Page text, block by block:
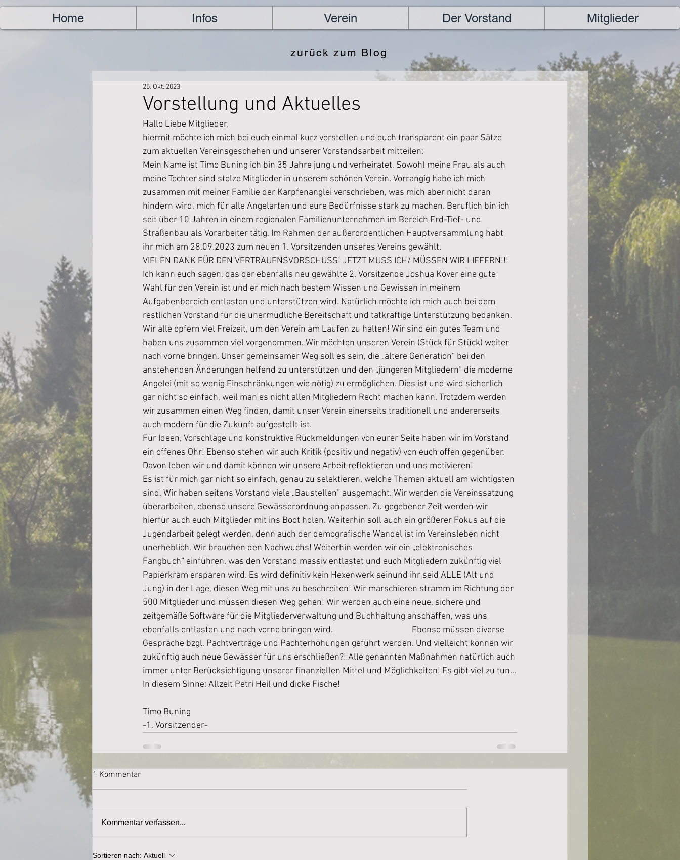
Home Infos Verein Der Vorstand Mitglieder
zurück zum Blog
Vorstellung und Aktuelles
25. Okt. 2023
Hallo Liebe Mitglieder,
hiermit möchte ich mich bei euch einmal kurz vorstellen und euch transparent ein paar Sätze
zum aktuellen Vereinsgeschehen und unserer Vorstandsarbeit mitteilen:
Mein Name ist Timo Buning ich bin 35 Jahre jung und verheiratet. Sowohl meine Frau als auch
meine Tochter sind stolze Mitglieder in unserem schönen Verein. Vorrangig habe ich mich
zusammen mit meiner Familie der Karpfenanglei verschrieben, was mich aber nicht daran
hindern wird, mich für alle Angelarten und eure Bedürfnisse stark zu machen. Beruflich bin ich
seit über 10 Jahren in einem regionalen Familienunternehmen im Bereich Erd-Tief- und
Straßenbau als Vorarbeiter tätig. Im Rahmen der außerordentlichen Hauptversammlung habt
ihr mich am 28.09.2023 zum neuen 1. Vorsitzenden unseres Vereins gewählt.
VIELEN DANK FÜR DEN VERTRAUENSVORSCHUSS! JETZT MUSS ICH/ MÜSSEN WIR LIEFERN!!!
Ich kann euch sagen, das der ebenfalls neu gewählte 2. Vorsitzende Joshua Köver eine gute
Wahl für den Verein ist und er mich nach bestem Wissen und Gewissen in meinem
Aufgabenbereich entlasten und unterstützen wird. Natürlich möchte ich mich auch bei dem
restlichen Vorstand für die unermüdliche Bereitschaft und tatkräftige Unterstützung bedanken.
Wir alle opfern viel Freizeit, um den Verein am Laufen zu halten! Wir sind ein gutes Team und
haben uns zusammen viel vorgenommen. Wir möchten unseren Verein (Stück für Stück) weiter
nach vorne bringen. Unser gemeinsamer Weg soll es sein, die „ältere Generation“ bei den
anstehenden Änderungen helfend zu unterstützen und den „jüngeren Mitgliedern“ die moderne
Angelei (mit so wenig Einschränkungen wie nötig) zu ermöglichen. Dies ist und wird sicherlich
gar nicht so einfach, weil man es nicht allen Mitgliedern Recht machen kann. Trotzdem werden
wir zusammen einen Weg finden, damit unser Verein einerseits traditionell und andererseits
auch modern für die Zukunft aufgestellt ist.
Für Ideen, Vorschläge und konstruktive Rückmeldungen von eurer Seite haben wir im Vorstand
ein offenes Ohr! Ebenso stehen wir auch Kritik (positiv und negativ) von euch offen gegenüber.
Davon leben wir und damit können wir unsere Arbeit reflektieren und uns motivieren!
Es ist für mich gar nicht so einfach, genau zu selektieren, welche Themen aktuell am wichtigsten
sind. Wir haben seitens Vorstand viele „Baustellen“ ausgemacht. Wir werden die Vereinssatzung
überarbeiten, ebenso unsere Gewässerordnung anpassen. Zu gegebener Zeit werden wir
hierfür auch euch Mitglieder mit ins Boot holen. Weiterhin soll auch ein größerer Fokus auf die
Jugendarbeit gelegt werden, denn auch der demografische Wandel ist im Vereinsleben nicht
unerheblich. Wir brauchen den Nachwuchs! Weiterhin werden wir ein „elektronisches
Fangbuch“ einführen. was den Vorstand massiv entlastet und euch Mitgliedern zukünftig viel
Papierkram ersparen wird. Es wird definitiv kein Hexenwerk seinund ihr seid ALLE (Alt und
Jung) in der Lage, diesen Weg mit uns zu beschreiten! Wir marschieren stramm im Richtung der
500 Mitglieder und müssen diesen Weg gehen! Wir werden auch eine neue, sichere und
zeitgemäße Software für die Mitgliederverwaltung und Buchhaltung anschaffen, was uns
ebenfalls entlasten und nach vorne bringen wird.                                       Ebenso müssen diverse
Gespräche bzgl. Pachtverträge und Pachterhöhungen geführt werden. Und vielleicht können wir
zukünftig auch neue Gewässer für uns erschließen?! Alle genannten Maßnahmen natürlich auch
immer unter Berücksichtigung unserer finanziellen Mittel und Möglichkeiten! Es gibt viel zu tun…
In diesem Sinne: Allzeit Petri Heil und dicke Fische!
Timo Buning
-1. Vorsitzender-
1 Kommentar
Kommentar verfassen...
Sortieren nach: Aktuell